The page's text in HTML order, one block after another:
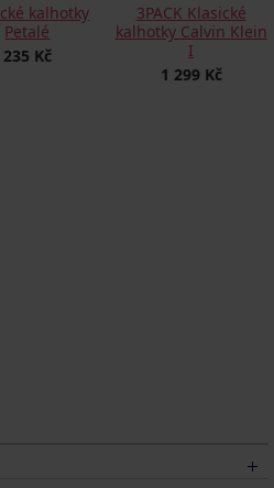
kalhotky
Petalé
235 Kč
3PACK Klasické
kalhotky Calvin Klein
I
1 299 Kč